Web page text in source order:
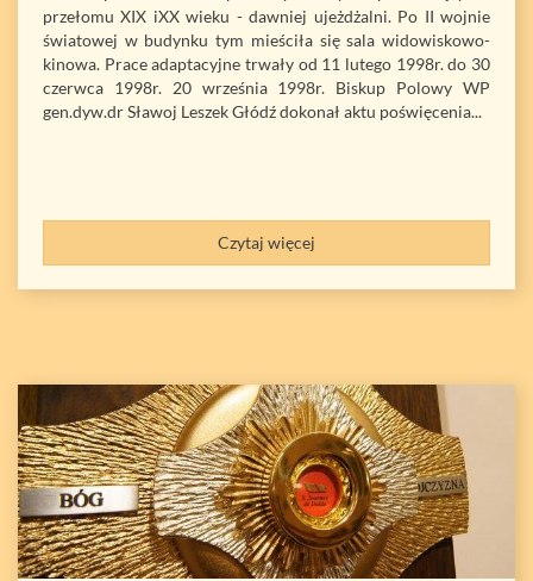
przełomu XIX iXX wieku - dawniej ujeżdżalni. Po II wojnie
światowej w budynku tym mieściła się sala widowiskowo-
kinowa. Prace adaptacyjne trwały od 11 lutego 1998r. do 30
czerwca 1998r. 20 września 1998r. Biskup Polowy WP
gen.dyw.dr Sławoj Leszek Głódź dokonał aktu poświęcenia...
Czytaj więcej